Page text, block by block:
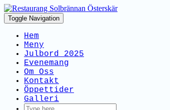
Toggle Navigation
Hem
Meny
Julbord 2025
Evenemang
Om Oss
Kontakt
Öppettider
Galleri